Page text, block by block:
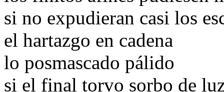
si no expudieran casi los
el hartazgo en cadena
lo posmascado pálido
si el final torvo sorbo de